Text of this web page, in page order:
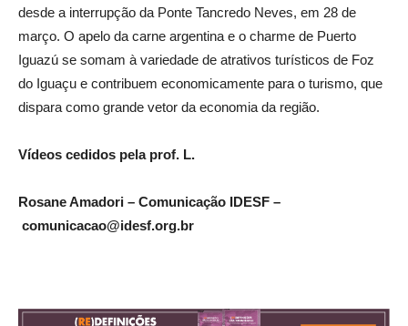
desde a interrupção da Ponte Tancredo Neves, em 28 de
março. O apelo da carne argentina e o charme de Puerto
Iguazú se somam à variedade de atrativos turísticos de Foz
do Iguaçu e contribuem economicamente para o turismo, que
dispara como grande vetor da economia da região.
Vídeos cedidos pela prof. L.
Rosane Amadori – Comunicação IDESF –
comunicacao@idesf.org.br